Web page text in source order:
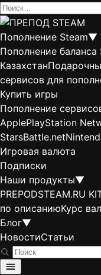
Перейти
к
содержанию
Search
for:
Пополнение Steam▼
Пополнение
Казахстан
сервисов для
Купить игры
Пополнение
ApplePlayStation
StarsBattle.net
Игровая валюта
Подписки
Наши продукты▼
PREPODSTEAM.RU
по описаниюКурс
Блог▼
НовостиСтатьи